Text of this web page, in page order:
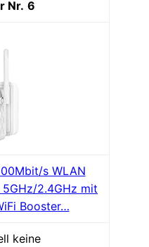
6
s WLAN
2.4GHz mit
Booster…
keine